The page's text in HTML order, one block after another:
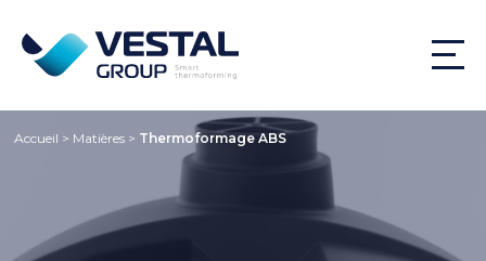
Accueil > Matières > Thermoformage ABS